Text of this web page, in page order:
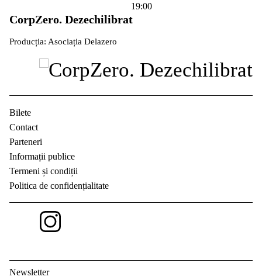
19:00
CorpZero. Dezechilibrat
Producția: Asociația Delazero
Bilete
Contact
Parteneri
Informații publice
Termeni și condiții
Politica de confidențialitate
Newsletter